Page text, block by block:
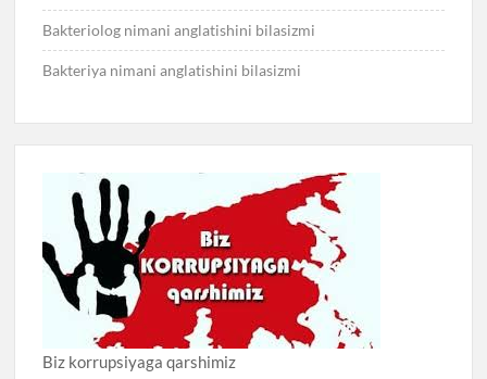
Bakteriolog nimani anglatishini bilasizmi
Bakteriya nimani anglatishini bilasizmi
Biz korrupsiyaga qarshimiz